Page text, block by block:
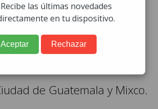
el robo de
de Guatemala y Mixco.
Recibe las últimas novedades
en tu dispositivo.
Aceptar Rechazar